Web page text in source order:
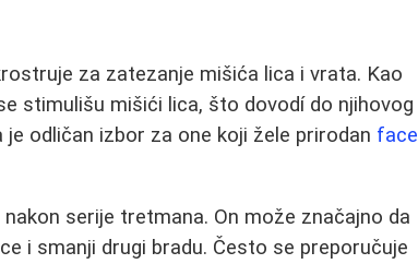
za zatezanje mišića lica i vrata. Kao
stimulišu mišići lica, što dovodí do njihovog
odličan izbor za one koji žele prirodan face
serije tretmana. On može značajno da
i smanji drugi bradu. Često se preporučuje